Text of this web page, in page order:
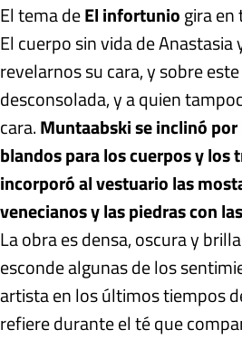
El tema deEl infortuniogira
El cuerpo sin vida de Anastasia
revelarnos su cara, y sobre
desconsolada, y a quien
cara.Muntaabski se inclinó
blandos para los cuerpos y los
incorporó al vestuario las
venecianos y las piedras con
La obra es densa, oscura y
esconde algunas de los
artista en los últimos tiempos
refiere durante el té que